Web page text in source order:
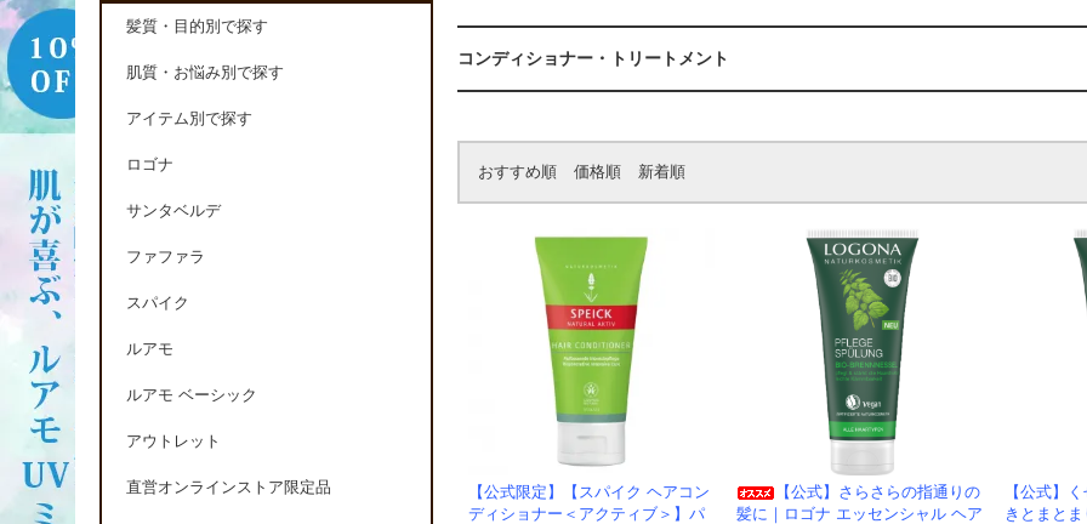
コンディショナー・トリートメント
おすすめ順 価格順 新着順
【公式限定】【スパイク ヘアコン
ディショナー＜アクティブ＞】パ
【公式】さらさらの指通りの
髪に｜ロゴナ エッセンシャル ヘア
【公式】
きとまと
髪質・目的別で探す
肌質・お悩み別で探す
アイテム別で探す
ロゴナ
サンタベルデ
ファファラ
スパイク
ルアモ
ルアモ ベーシック
アウトレット
直営オンラインストア限定品